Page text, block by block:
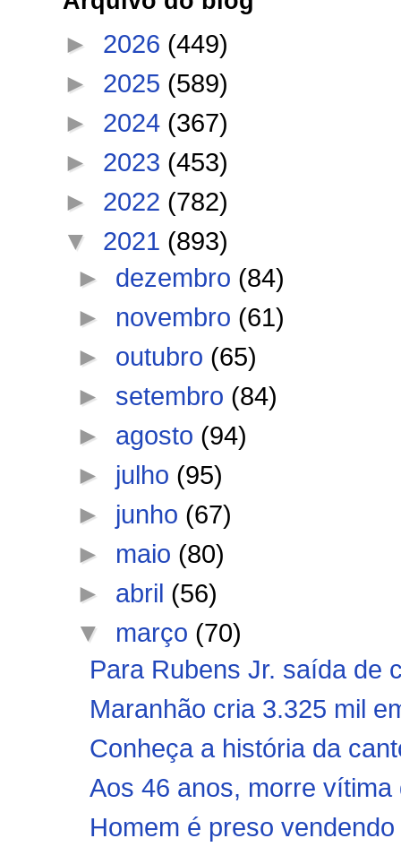
► 2026 (449)
► 2025 (589)
► 2024 (367)
► 2023 (453)
► 2022 (782)
▼ 2021 (893)
► dezembro (84)
► novembro (61)
► outubro (65)
► setembro (84)
► agosto (94)
► julho (95)
► junho (67)
► maio (80)
► abril (56)
▼ março (70)
Para Rubens Jr. saída de
Maranhão cria 3.325 mil
Conheça a história da
Aos 46 anos, morre
Homem é preso